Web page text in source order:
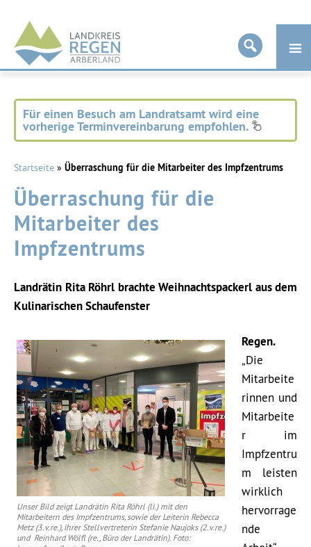
Landkreis
Regen
Für einen Besuch am Landratsamt wird eine
vorherige Terminvereinbarung empfohlen.
Startseite » Überraschung für die Mitarbeiter des Impfzentrums
Überraschung für die
Mitarbeiter des
Impfzentrums
Landrätin Rita Röhrl brachte Weihnachtspackerl aus dem
Kulinarischen Schaufenster
Unser Bild zeigt Landrätin Rita Röhrl (li.) mit den
Mitarbeitern des Impfzentrums, sowie der Leiterin Rebecca
Metz (3.v.re.), ihrer Stellvertreterin Stefanie Naujoks (2.v.re.)
und Reinhard Wölfl (re., Büro der Landrätin). Foto:
Regen.
„Die
Mitarbeite
rinnen und
Mitarbeite
r im
Impfzentru
m leisten
wirklich
hervorrage
nde